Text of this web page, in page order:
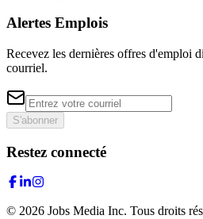
Alertes Emplois
Recevez les dernières offres d'emploi
courriel.
S'abonner
Restez connecté
© 2026 Jobs Media Inc. Tous droits